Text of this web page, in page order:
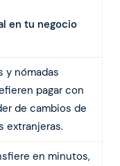
en tu negocio
y nómadas
pagar con
de cambios de
extranjeras.
en minutos,